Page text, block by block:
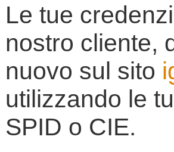
Le tue
nostro cliente,
nuovo sul sito
utilizzando le
SPID o CIE.